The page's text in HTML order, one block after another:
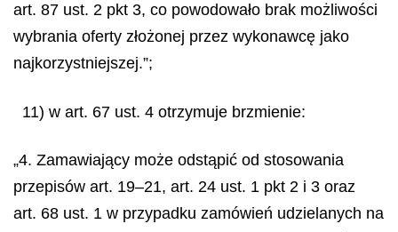
art. 87 ust. 2 pkt 3, co powodowało brak możliwości
wybrania oferty złożonej przez wykonawcę jako
najkorzystniejszej.”;
11) w art. 67 ust. 4 otrzymuje brzmienie:
„4. Zamawiający może odstąpić od stosowania
przepisów art. 19–21, art. 24 ust. 1 pkt 2 i 3 oraz
art. 68 ust. 1 w przypadku zamówień udzielanych na